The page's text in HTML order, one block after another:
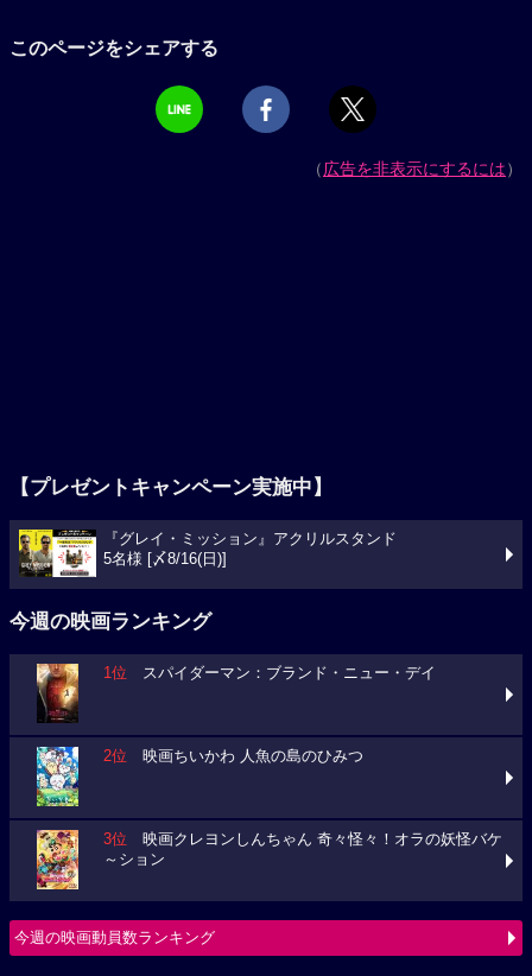
このページをシェアする
（広告を非表示にするには）
【プレゼントキャンペーン実施中】
『グレイ・ミッション』アクリルスタンド
5名様 [〆8/16(日)]
今週の映画ランキング
1位 スパイダーマン：ブランド・ニュー・デイ
2位 映画ちいかわ 人魚の島のひみつ
3位 映画クレヨンしんちゃん 奇々怪々！オラの妖怪バケ
～ション
今週の映画動員数ランキング